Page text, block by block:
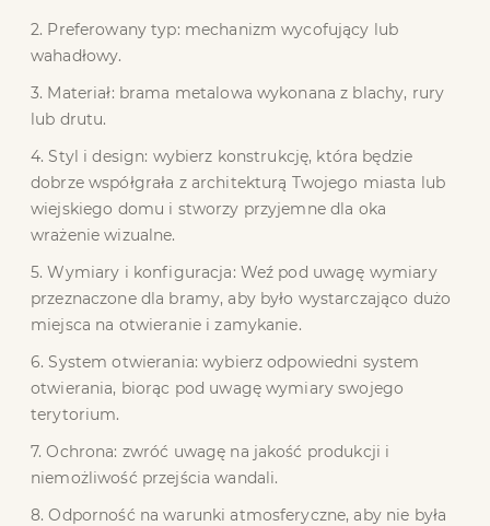
2. Preferowany typ: mechanizm wycofujący lub
wahadłowy.
3. Materiał: brama metalowa wykonana z blachy, rury
lub drutu.
4. Styl i design: wybierz konstrukcję, która będzie
dobrze współgrała z architekturą Twojego miasta lub
wiejskiego domu i stworzy przyjemne dla oka
wrażenie wizualne.
5. Wymiary i konfiguracja: Weź pod uwagę wymiary
przeznaczone dla bramy, aby było wystarczająco dużo
miejsca na otwieranie i zamykanie.
6. System otwierania: wybierz odpowiedni system
otwierania, biorąc pod uwagę wymiary swojego
terytorium.
7. Ochrona: zwróć uwagę na jakość produkcji i
niemożliwość przejścia wandali.
8. Odporność na warunki atmosferyczne, aby nie była